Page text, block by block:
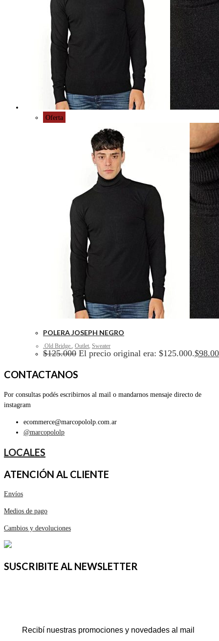
Oferta
POLERA JOSEPH NEGRO
.Old Bridge., Outlet, Sweater
$125.000 El precio original era: $125.000.$
CONTACTANOS
Por consultas podés escribirnos al mail o mandarnos mensaje directo de
instagram
ecommerce@marcopololp.com.ar
@marcopololp
LOCALES
ATENCIÓN AL CLIENTE
Envíos
Medios de pago
Cambios y devoluciones
SUSCRIBITE AL NEWSLETTER
Recibí nuestras promociones y novedades al mail